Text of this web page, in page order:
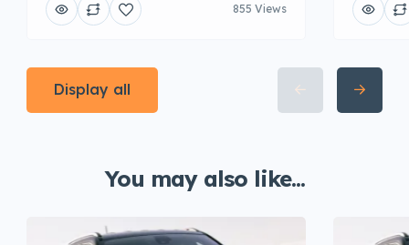
855 Views
Display all
You may also like...